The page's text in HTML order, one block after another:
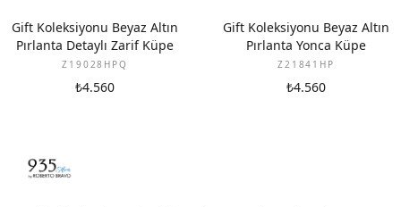
YENI
Gift Koleksiyonu Beyaz Altın
Pırlanta Detaylı Zarif Küpe
Z19028HPQ
₺4.560
YENI
Gift Koleksiyonu Beyaz Altın
Pırlanta Yonca Küpe
Z21841HP
₺4.560